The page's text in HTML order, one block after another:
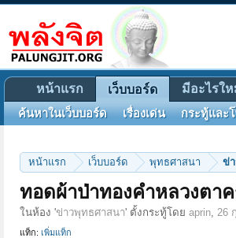
หน้าแรก เว็บบอร์ด พุทธศาสนา ข่
ทอดผ้าป่าทองคำหลวงตา
ในห้อง 'ข่าวพุทธศาสนา' ตั้งกระทู้โดย aprin, 26
แท็ก: เพิ่มแท็ก
2
หน้าแรก เว็บบอร์ด
ค้นหาในเว็บบอร์ด เรื่องเด่น กระทู้และ
มีอะไรใ